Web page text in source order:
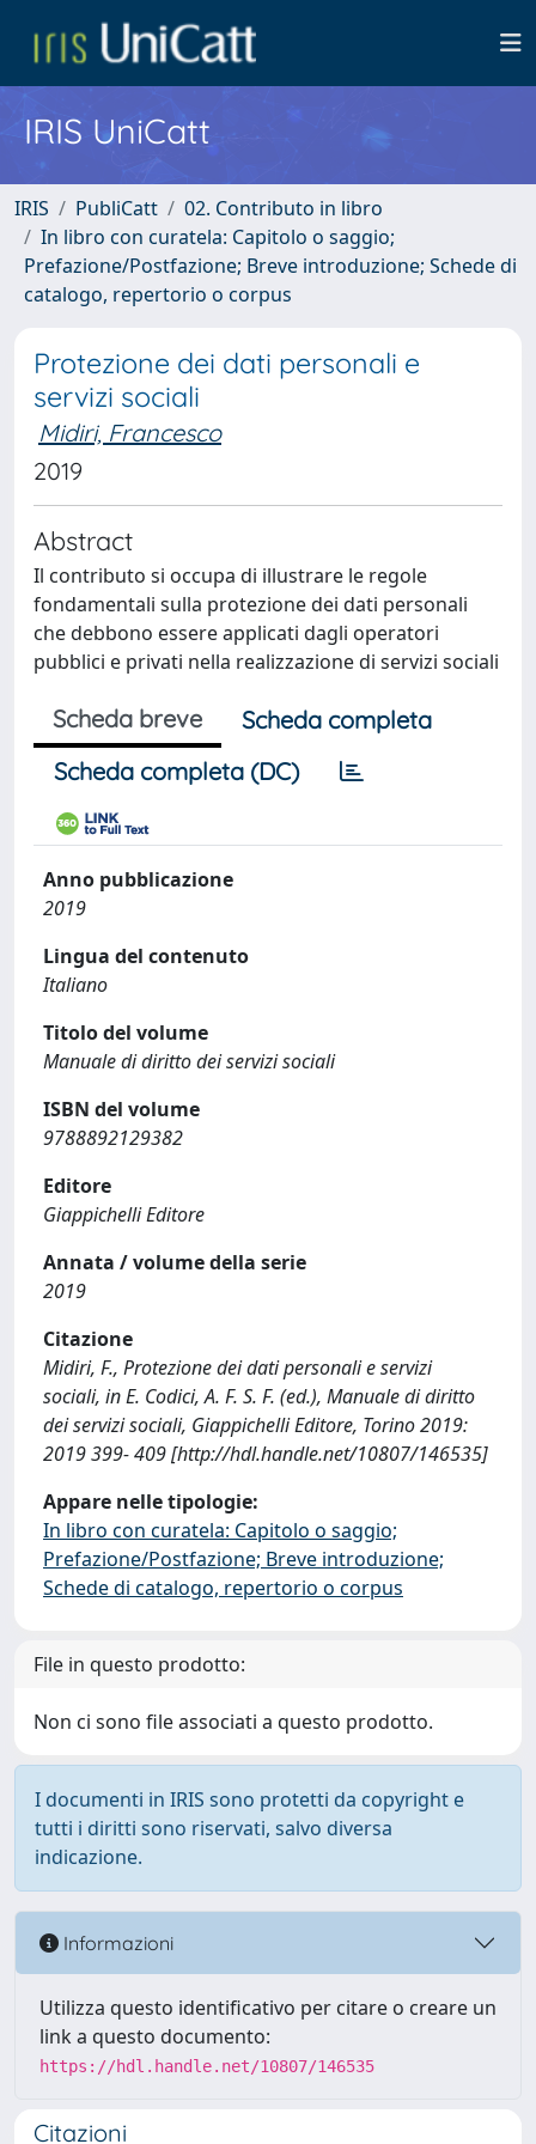
IRIS UniCatt
IRIS PubliCatt
02. Contributo in libro
In libro con curatela: Capitolo o saggio;
Prefazione/Postfazione; Breve introduzione; Schede di
catalogo, repertorio o corpus
Protezione dei dati personali e
servizi sociali
Midiri, Francesco
2019
Abstract
Il contributo si occupa di illustrare le regole
fondamentali sulla protezione dei dati personali
che debbono essere applicati dagli operatori
pubblici e privati nella realizzazione di servizi sociali
Scheda breve
Scheda completa
Scheda completa (DC)
Anno pubblicazione
2019
Lingua del contenuto
Italiano
Titolo del volume
Manuale di diritto dei servizi sociali
ISBN del volume
9788892129382
Editore
Giappichelli Editore
Annata / volume della serie
2019
Citazione
Midiri, F., Protezione dei dati personali e servizi
sociali, in E. Codici, A. F. S. F. (ed.), Manuale di diritto
dei servizi sociali, Giappichelli Editore, Torino 2019:
2019 399- 409 [http://hdl.handle.net/10807/146535]
Appare nelle tipologie:
In libro con curatela: Capitolo o saggio;
Prefazione/Postfazione; Breve introduzione;
Schede di catalogo, repertorio o corpus
File in questo prodotto:
Non ci sono file associati a questo prodotto.
I documenti in IRIS sono protetti da copyright e
tutti i diritti sono riservati, salvo diversa
indicazione.
Informazioni
Utilizza questo identificativo per citare o creare un
link a questo documento:
https://hdl.handle.net/10807/146535
Citazioni